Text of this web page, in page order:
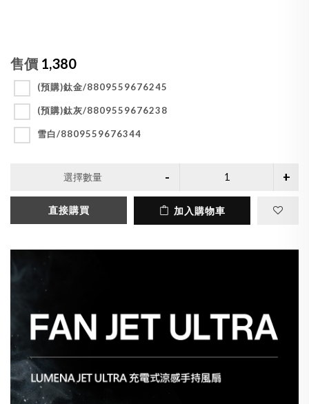
售價 1,380
(預購)鈦金/8809559676245
(預購)鈦灰/8809559676238
雪白/8809559676344
選擇數量
直接購買 加入購物車